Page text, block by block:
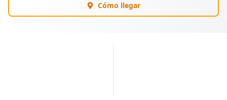
Cómo llegar